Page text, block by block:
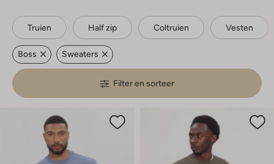
Truien Half zip Coltruien Vesten
Boss Sweaters
Filter en sorteer